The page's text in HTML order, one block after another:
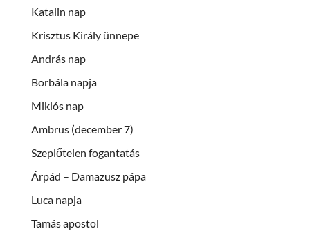
Katalin nap
Krisztus Király ünnepe
András nap
Borbála napja
Miklós nap
Ambrus (december 7)
Szeplőtelen fogantatás
Árpád – Damazusz pápa
Luca napja
Tamás apostol